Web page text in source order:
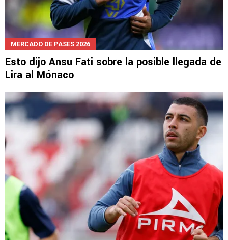
MERCADO DE PASES 2026
Esto dijo Ansu Fati sobre la posible llegada de
Lira al Mónaco